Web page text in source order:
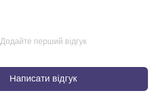
Додайте перший відгук
Написати відгук